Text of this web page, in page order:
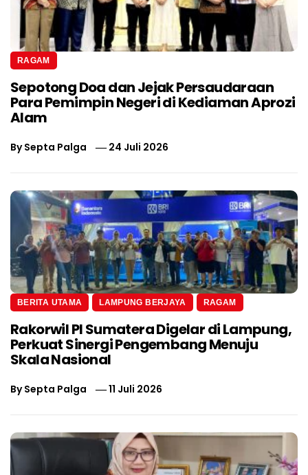
RAGAM
Sepotong Doa dan Jejak Persaudaraan
Para Pemimpin Negeri di Kediaman Aprozi
Alam
BySepta Palga 24 Juli 2026
BERITA UTAMA LAMPUNG BERJAYA RAGAM
Rakorwil PI Sumatera Digelar di Lampung,
Perkuat Sinergi Pengembang Menuju
Skala Nasional
BySepta Palga 11 Juli 2026